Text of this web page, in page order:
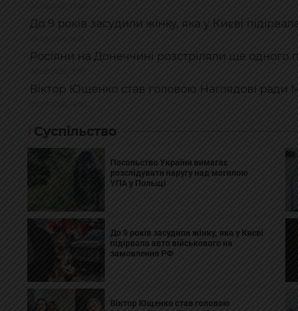
До 9 років засудили жінку, яка у Києві
Росіяни на Донеччині розстріляли ще одного
Віктор Ющенко став головою Наглядовї ради
Суспільство
Посольство України вимагає
розслідувати наругу над могилою
УПА у Польщі
До 9 років засудили жінку, яка у Києві
підірвала авто військового на
замовлення РФ
Віктор Ющенко став головою